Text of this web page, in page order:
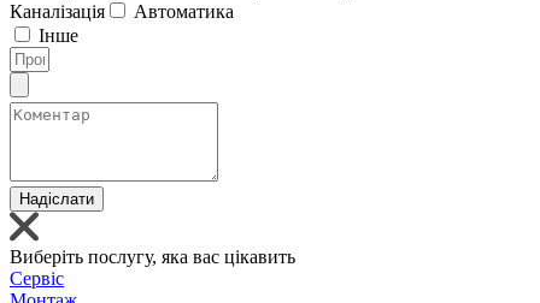
Каналізація
Автоматика
Інше
Надіслати
Виберіть послугу, яка вас цікавить
Сервіс